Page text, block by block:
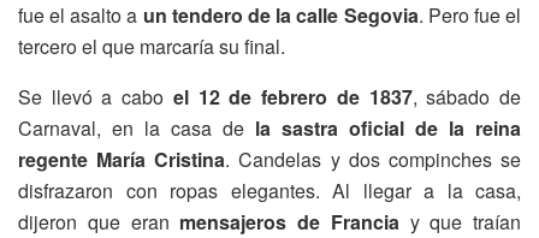
fue el asalto a un tendero de la calle Segovia. Pero fue el
tercero el que marcaría su final.
Se llevó a cabo el 12 de febrero de 1837, sábado de
Carnaval, en la casa de la sastra oficial de la reina
regente María Cristina. Candelas y dos compinches se
disfrazaron con ropas elegantes. Al llegar a la casa,
dijeron que eran mensajeros de Franciay que traían